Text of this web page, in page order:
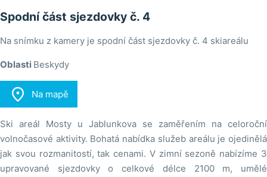
Spodní část sjezdovky č. 4
Na snímku z kamery je spodní část sjezdovky č. 4 skiareálu
Oblasti Beskydy
 Na mapě
Ski areál Mosty u Jablunkova se zaměřením na celoroční
volnočasové aktivity. Bohatá nabídka služeb areálu je ojedinělá
jak svou rozmanitostí, tak cenami. V zimní sezoně nabízíme 3
upravované sjezdovky o celkové délce 2100 m, umělé